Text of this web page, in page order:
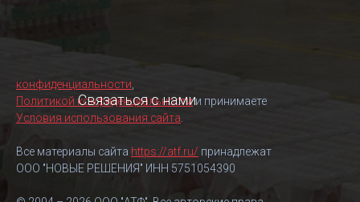
Связаться с нами
конфиденциальности
Политикой конфиденциальностии принимаете
Условия использования сайта
Все материалы сайта https://atf.ru/ принадлежат
ООО "НОВЫЕ РЕШЕНИЯ" ИНН 5751054390